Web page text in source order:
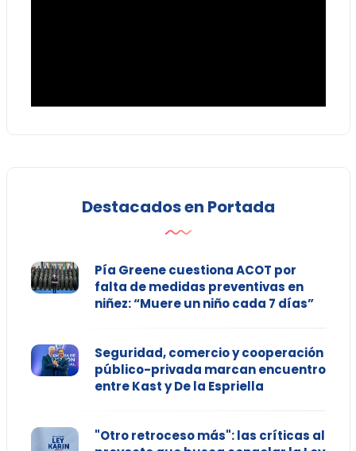
Destacados en Portada
Pía Greene cuestiona ACOT por
falta de medidas preventivas en
niñez: “Muere un niño cada 7 días”
Seguridad, comercio y cooperación
público-privada marcan encuentro
entre Kast y De la Espriella
"Otro retroceso más": las críticas al